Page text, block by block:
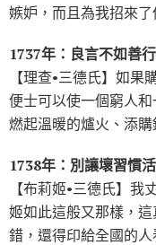
嫉妒，而且為我招來了
1737年：良言不如善行
【理查•三德氏】如
便士可以使一個窮人
燃起溫暖的爐火、添
1738年：別讓壞習慣
【布莉姬•三德氏】
姬如此這般又那樣，
錯，還得印給全國的人